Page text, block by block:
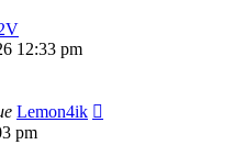
12:33 pm
Lemon4ik
pm